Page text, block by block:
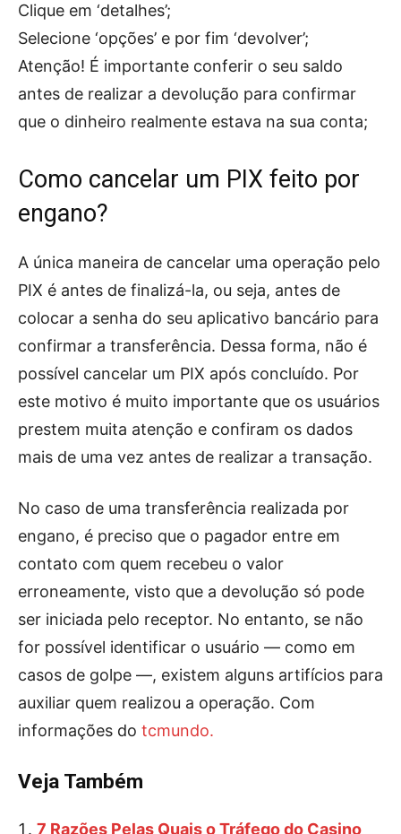
Clique em ‘detalhes’;
Selecione ‘opções’ e por fim ‘devolver’;
Atenção! É importante conferir o seu saldo
antes de realizar a devolução para confirmar
que o dinheiro realmente estava na sua conta;
Como cancelar um PIX feito por
engano?
A única maneira de cancelar uma operação pelo
PIX é antes de finalizá-la, ou seja, antes de
colocar a senha do seu aplicativo bancário para
confirmar a transferência. Dessa forma, não é
possível cancelar um PIX após concluído. Por
este motivo é muito importante que os usuários
prestem muita atenção e confiram os dados
mais de uma vez antes de realizar a transação.
No caso de uma transferência realizada por
engano, é preciso que o pagador entre em
contato com quem recebeu o valor
erroneamente, visto que a devolução só pode
ser iniciada pelo receptor. No entanto, se não
for possível identificar o usuário — como em
casos de golpe —, existem alguns artifícios para
auxiliar quem realizou a operação. Com
informações do tcmundo.
Veja Também
7 Razões Pelas Quais o Tráfego do Casino